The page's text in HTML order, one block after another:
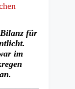
für
im